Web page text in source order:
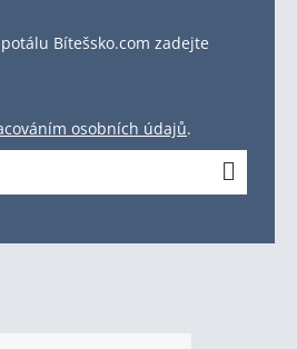
Bítešsko.com zadejte
osobních údajů.